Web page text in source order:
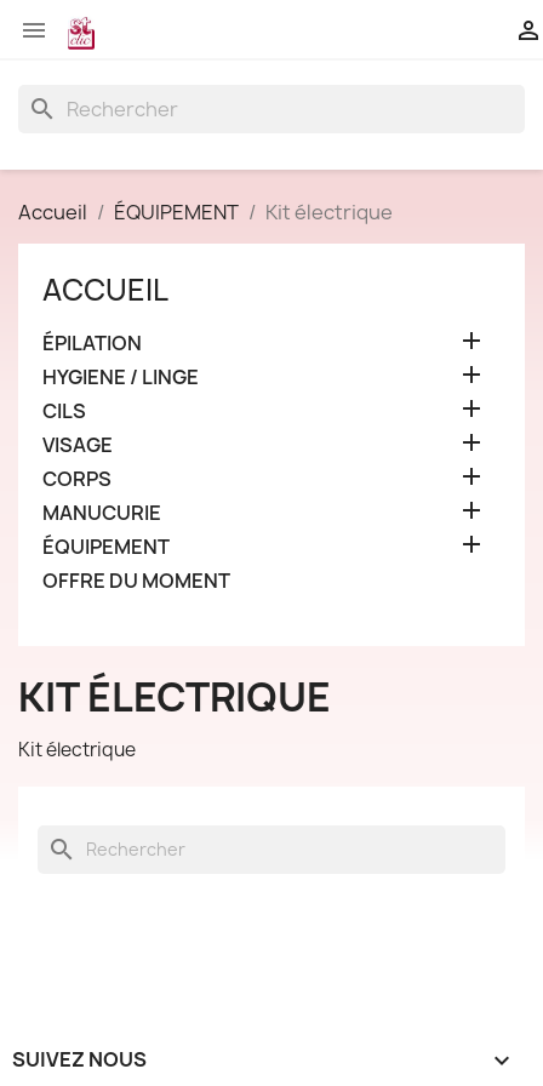
 
search
Accueil ÉQUIPEMENT Kit électrique
ACCUEIL
ÉPILATION 
HYGIENE / LINGE 
CILS 
VISAGE 
CORPS 
MANUCURIE 
ÉQUIPEMENT 
OFFRE DU MOMENT
KIT ÉLECTRIQUE
Kit électrique
search
SUIVEZ NOUS 